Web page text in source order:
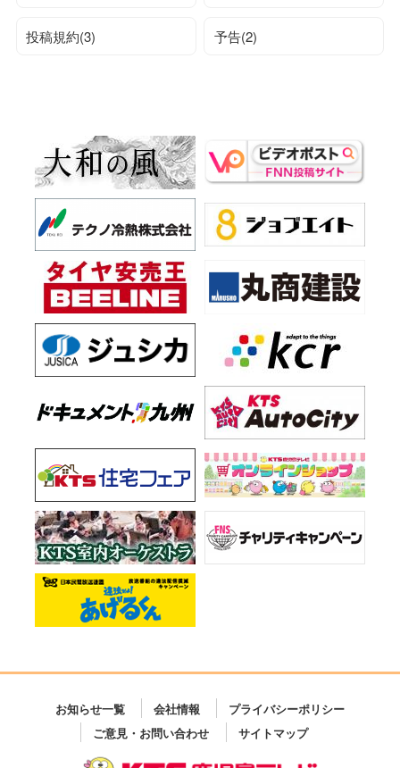
投稿規約(3) 予告(2)
お知らせ一覧 会社情報
プライバシーポリシー
ご意見・お問い合わせ
サイトマップ